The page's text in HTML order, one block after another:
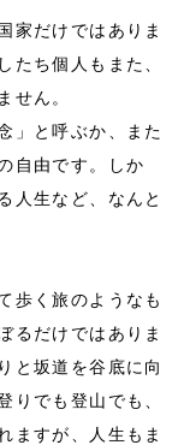
家だけではありま
たち個人もまた、
せん。
」と呼ぶか、また
自由です。しか
人生など、なんと
歩く旅のようなも
るだけではありま
と坂道を谷底に向
りでも登山でも、
ますが、人生もま